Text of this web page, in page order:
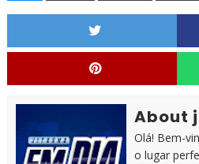
About
Olá! Bem-
o lugar